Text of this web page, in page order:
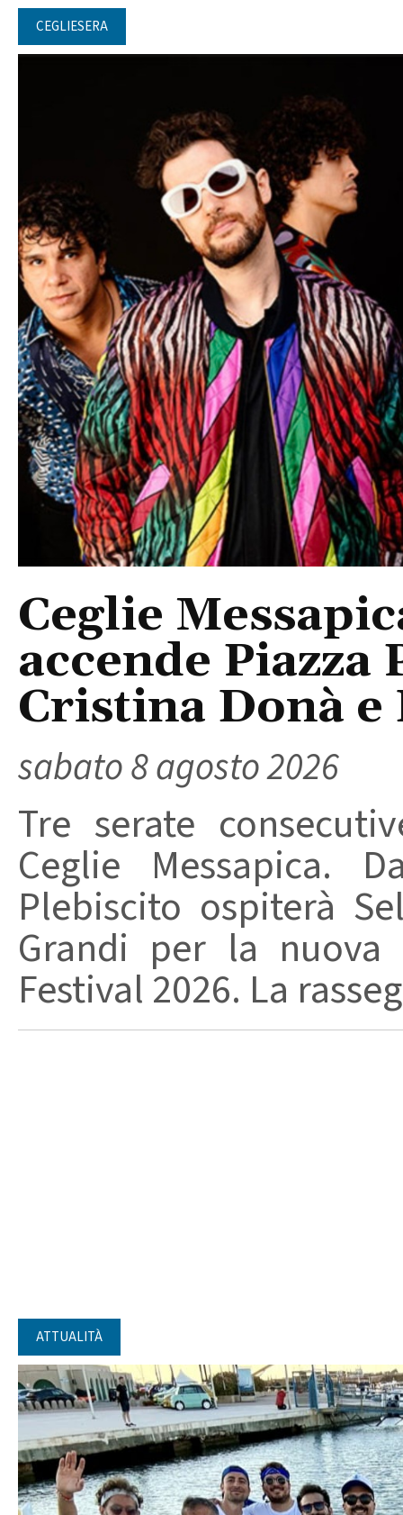
CEGLIESERA
Ceglie
accende
Cristina Donà
sabato 8 agosto 2026
Tre serate
Ceglie Messapica.
Plebiscito ospiterà
Grandi per la
Festival 2026. La
ATTUALITÀ